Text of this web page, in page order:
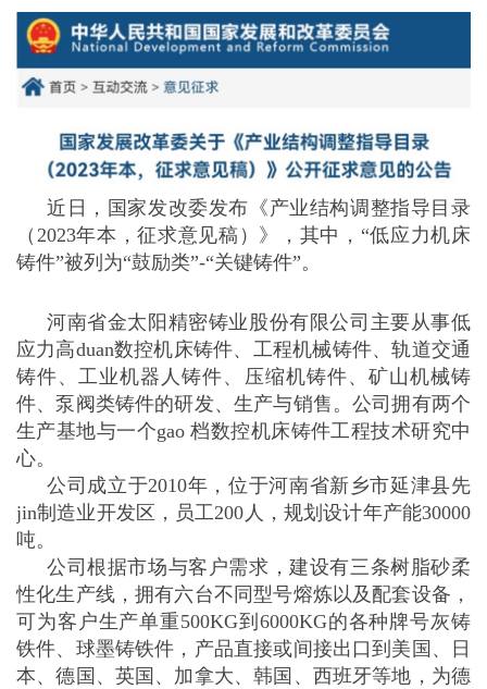
近日，国家发改委发布《产业结构调整指导目录
（2023年本，征求意见稿）》，其中，“低应力机床
铸件”被列为“鼓励类”-“关键铸件”。
河南省金太阳精密铸业股份有限公司主要从事低
应力高duan数控机床铸件、工程机械铸件、轨道交通
铸件、工业机器人铸件、压缩机铸件、矿山机械铸
件、泵阀类铸件的研发、生产与销售。公司拥有两个
生产基地与一个gao 档数控机床铸件工程技术研究中
心。
公司成立于2010年，位于河南省新乡市延津县先
jin制造业开发区，员工200人，规划设计年产能30000
吨。
公司根据市场与客户需求，建设有三条树脂砂柔
性化生产线，拥有六台不同型号熔炼以及配套设备，
可为客户生产单重500KG到6000KG的各种牌号灰铸
铁件、球墨铸铁件，产品直接或间接出口到美国、日
本、德国、英国、加拿大、韩国、西班牙等地，为德